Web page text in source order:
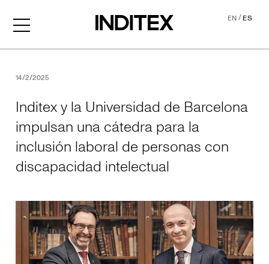
EN/ES
14/2/2025
Inditex y la Universidad de Barcelona
impulsan una cátedra para la
inclusión laboral de personas con
discapacidad intelectual